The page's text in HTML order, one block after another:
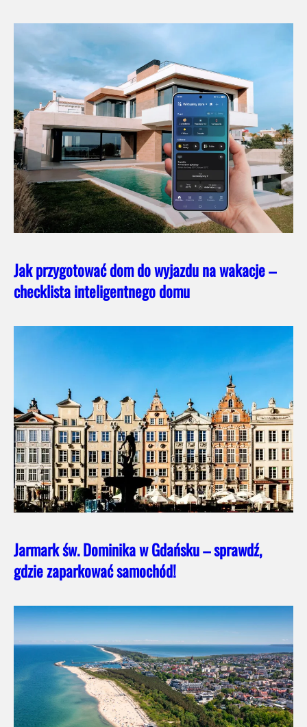
Jak przygotować dom do wyjazdu na wakacje –
checklista inteligentnego domu
Jarmark św. Dominika w Gdańsku – sprawdź,
gdzie zaparkować samochód!